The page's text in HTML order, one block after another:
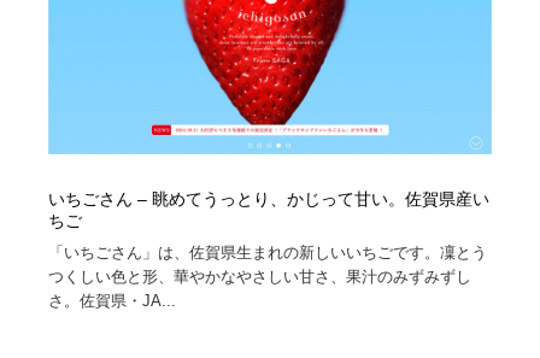
いちごさん – 眺めてうっとり、かじって甘い。佐賀県産い
ちご
「いちごさん」は、佐賀県生まれの新しいいちごです。凜とう
つくしい色と形、華やかなやさしい甘さ、果汁のみずみずし
さ。佐賀県・JA...